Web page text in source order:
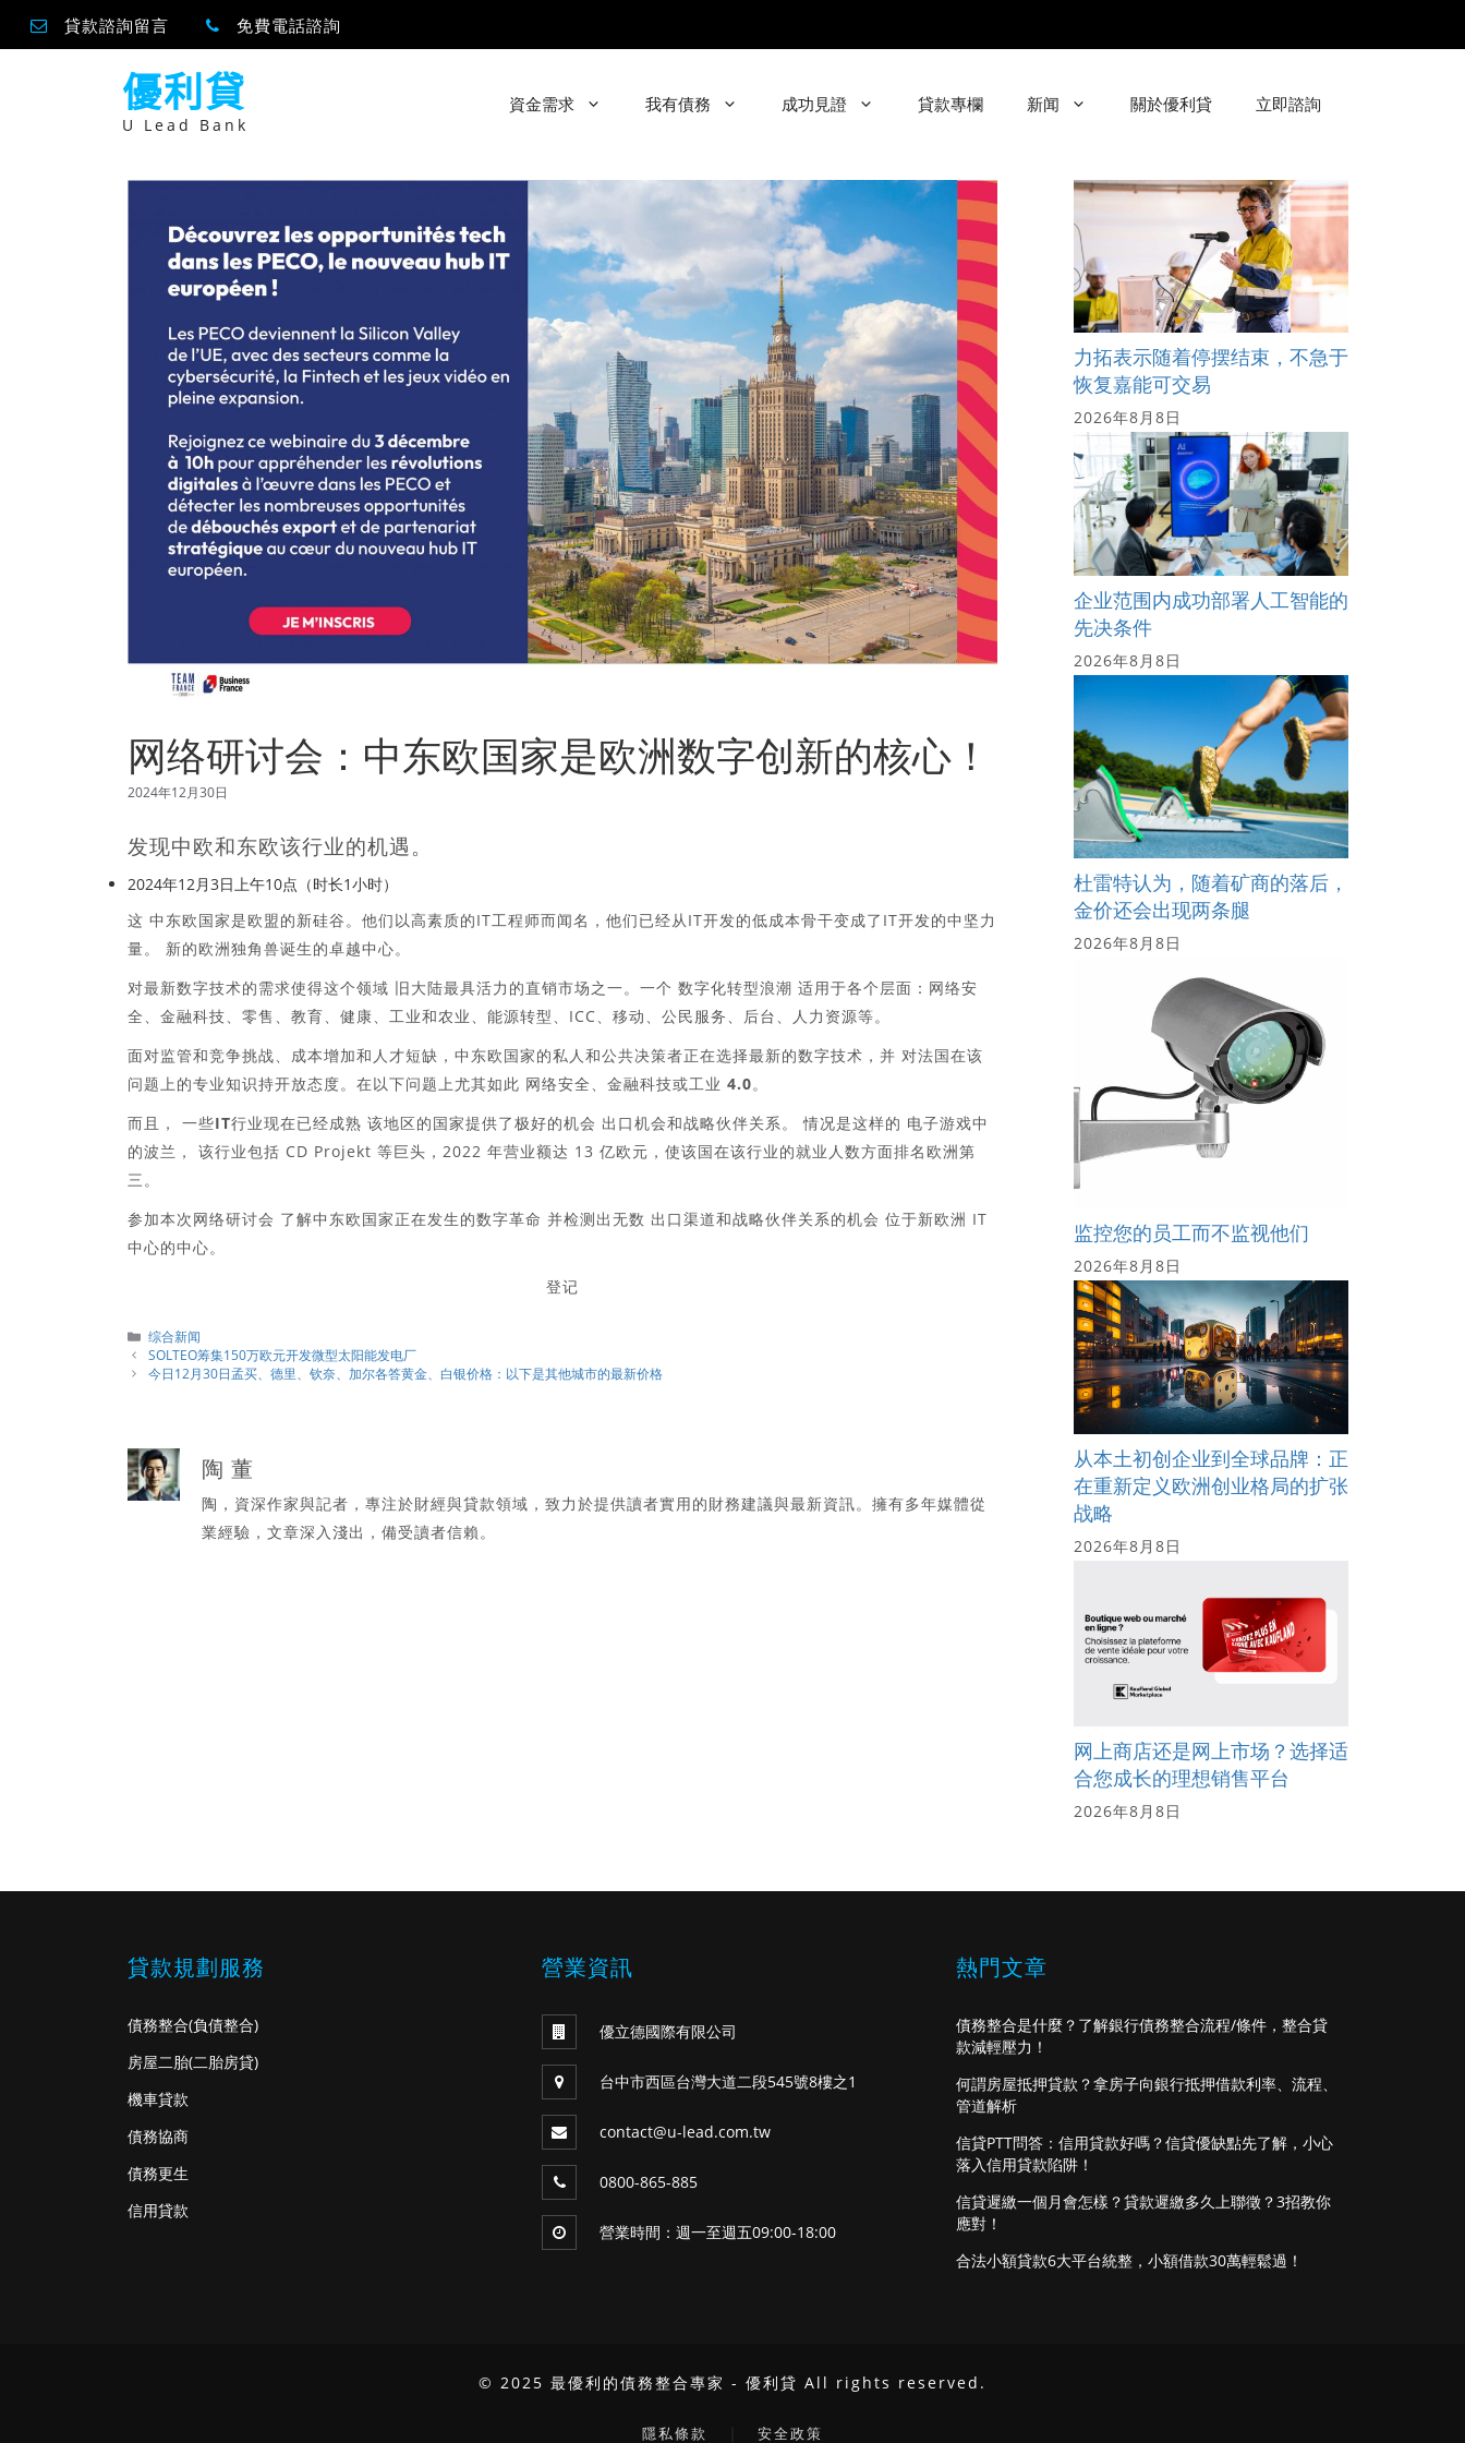
貸款諮詢留言 免費電話諮詢
優利貸
U Lead Bank
資金需求 我有債務 成功見證 貸款專欄 新闻 關於優利貸 立即諮詢
网络研讨会：中东欧国家是欧洲数字创新的核心！
2024年12月30日
发现中欧和东欧该行业的机遇。
2024年12月3日上午10点（时长1小时）
这 中东欧国家是欧盟的新硅谷。他们以高素质的IT工程师而闻名，他们已经从IT开发的低成本骨干变成了IT开发的中坚力
量。 新的欧洲独角兽诞生的卓越中心。
对最新数字技术的需求使得这个领域 旧大陆最具活力的直销市场之一。一个 数字化转型浪潮 适用于各个层面：网络安
全、金融科技、零售、教育、健康、工业和农业、能源转型、ICC、移动、公民服务、后台、人力资源等。
面对监管和竞争挑战、成本增加和人才短缺，中东欧国家的私人和公共决策者正在选择最新的数字技术，并 对法国在该
问题上的专业知识持开放态度。在以下问题上尤其如此 网络安全、金融科技或工业 4.0。
而且， 一些IT行业现在已经成熟 该地区的国家提供了极好的机会 出口机会和战略伙伴关系。 情况是这样的 电子游戏中
的波兰，
该行业包括 CD Projekt 等巨头，2022 年营业额达 13 亿欧元，使该国在该行业的就业人数方面排名欧洲第
三。
参加本次网络研讨会 了解中东欧国家正在发生的数字革命 并检测出无数 出口渠道和战略伙伴关系的机会 位于新欧洲 IT
中心的中心。
登记
分
類
综合新闻
SOLTEO筹集150万欧元开发微型太阳能发电厂
今日12月30日孟买、德里、钦奈、加尔各答黄金、白银价格：以下是其他城市的最新价格
陶 董
陶，資深作家與記者，專注於財經與貸款領域，致力於提供讀者實用的財務建議與最新資訊。擁有多年媒體從
業經驗，文章深入淺出，備受讀者信賴。
力拓表示随着停摆结束，不急于
恢复嘉能可交易
2026年8月8日
企业范围内成功部署人工智能的
先决条件
2026年8月8日
杜雷特认为，随着矿商的落后，
金价还会出现两条腿
2026年8月8日
监控您的员工而不监视他们
2026年8月8日
从本土初创企业到全球品牌：正
在重新定义欧洲创业格局的扩张
战略
2026年8月8日
网上商店还是网上市场？选择适
合您成长的理想销售平台
2026年8月8日
貸款規劃服務
債務整合(負債整合)
房屋二胎(二胎房貸)
機車貸款
債務協商
債務更生
信用貸款
營業資訊
優立德國際有限公司
台中市西區台灣大道二段545號8樓之1
contact@u-lead.com.tw
0800-865-885
營業時間：週一至週五09:00-18:00
熱門文章
債務整合是什麼？了解銀行債務整合流程/條件，整合貸
款減輕壓力！
何謂房屋抵押貸款？拿房子向銀行抵押借款利率、流程、
管道解析
信貸PTT問答：信用貸款好嗎？信貸優缺點先了解，小心
落入信用貸款陷阱！
信貸遲繳一個月會怎樣？貸款遲繳多久上聯徵？3招教你
應對！
合法小額貸款6大平台統整，小額借款30萬輕鬆過！
© 2025 最優利的債務整合專家 - 優利貸 All rights reserved.
隱私條款 安全政策